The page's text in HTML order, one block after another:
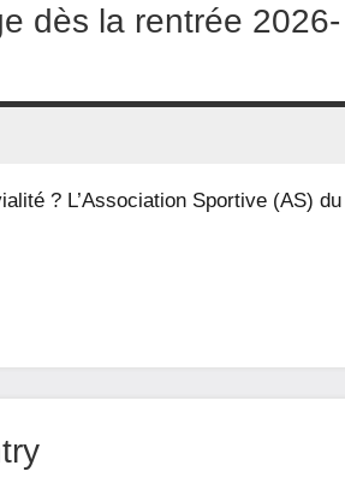
dès la rentrée 2026-
? L’Association Sportive (AS) du